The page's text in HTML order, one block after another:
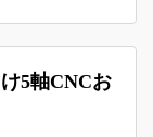
5軸CNCお